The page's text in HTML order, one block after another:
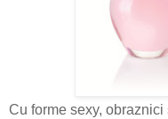
Cu forme sexy,